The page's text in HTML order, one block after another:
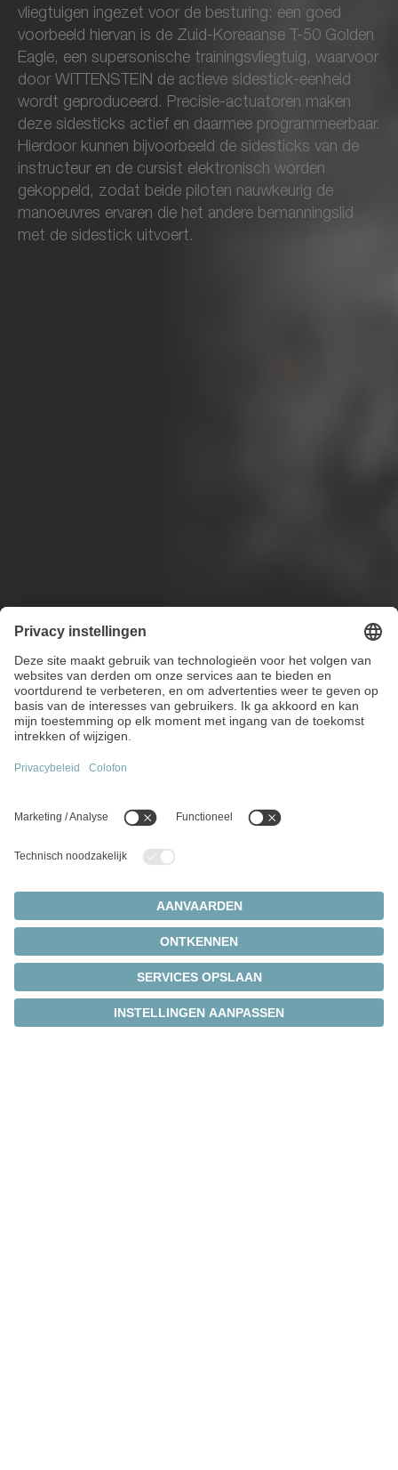
vliegtuigen ingezet voor de besturing: een goed
voorbeeld hiervan is de Zuid-Koreaanse T-50 Golden
Eagle, een supersonische trainingsvliegtuig, waarvoor
door WITTENSTEIN de actieve sidestick-eenheid
wordt geproduceerd. Precisie-actuatoren maken
deze sidesticks actief en daarmee programmeerbaar.
Hierdoor kunnen bijvoorbeeld de sidesticks van de
instructeur en de cursist elektronisch worden
gekoppeld, zodat beide piloten nauwkeurig de
manoeuvres ervaren die het andere bemanningslid
met de sidestick uitvoert.